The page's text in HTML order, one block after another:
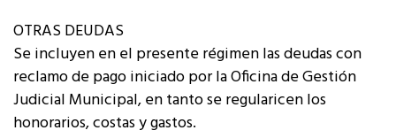
OTRAS DEUDAS
Se incluyen en el presente régimen las deudas con
reclamo de pago iniciado por la Oficina de Gestión
Judicial Municipal, en tanto se regularicen los
honorarios, costas y gastos.